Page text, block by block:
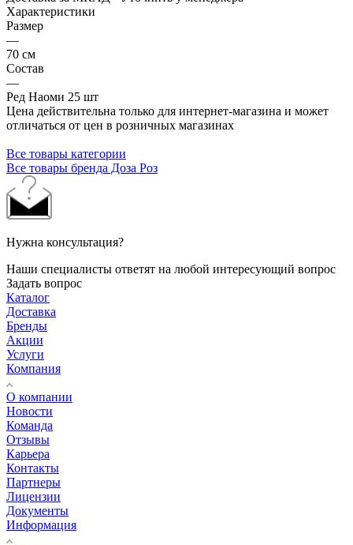
Характеристики
Размер
—
70 см
Состав
—
Ред Наоми 25 шт
Цена действительна только для интернет-магазина и может
отличаться от цен в розничных магазинах
Все товары категории
Все товары бренда Доза Роз
Нужна консультация?
Наши специалисты ответят на любой интересующий вопрос
Задать вопрос
Каталог
Доставка
Бренды
Акции
Услуги
Компания
О компании
Новости
Команда
Отзывы
Карьера
Контакты
Партнеры
Лицензии
Документы
Информация